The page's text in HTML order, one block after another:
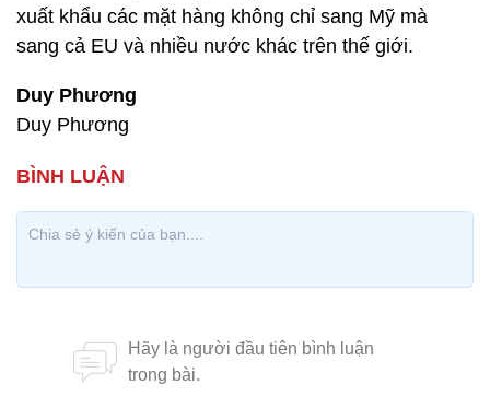
xuất khẩu các mặt hàng không chỉ sang Mỹ mà
sang cả EU và nhiều nước khác trên thế giới.
Duy Phương
Duy Phương